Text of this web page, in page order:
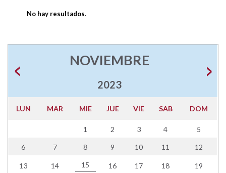
No hay resultados.
NOVIEMBRE
2023
LUN MAR MIE JUE VIE SAB DOM
1 2 3 4 5
6 7 8 9 10 11 12
13 14 15 16 17 18 19